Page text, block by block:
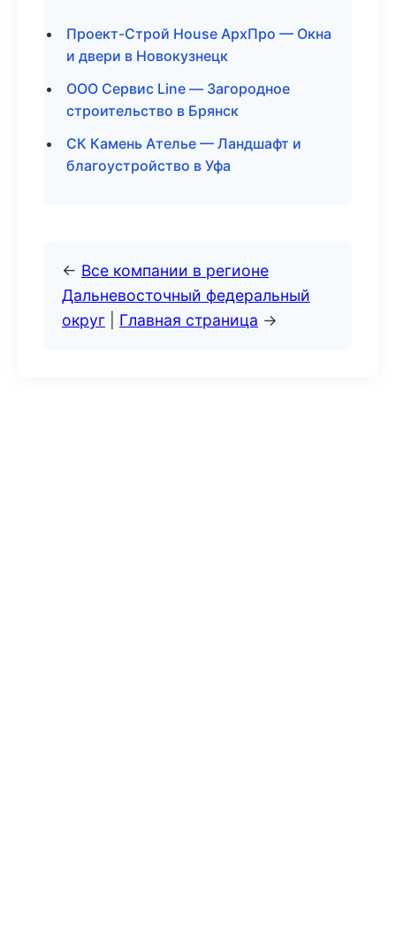
Проект-Строй House АрхПро — Окна
и двери в Новокузнецк
ООО Сервис Line — Загородное
строительство в Брянск
СК Камень Ателье — Ландшафт и
благоустройство в Уфа
← Все компании в регионе
Дальневосточный федеральный
округ
Главная страница →